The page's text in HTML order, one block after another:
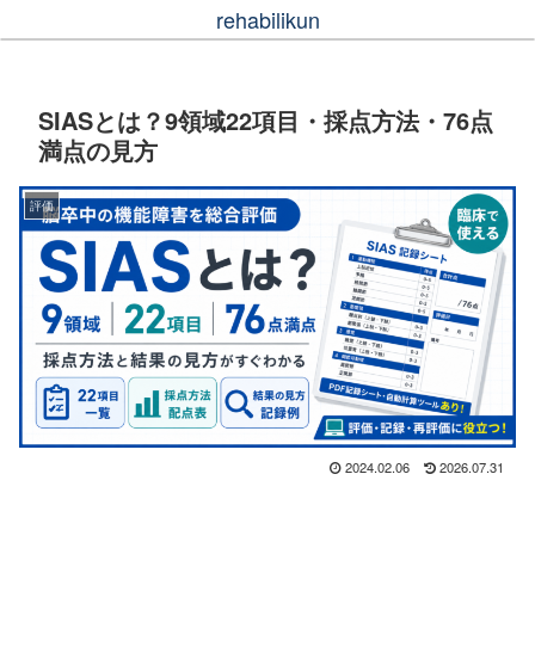
rehabilikun
SIASとは？9領域22項目・採点方法・76点
満点の見方
評価
2024.02.06 2026.07.31